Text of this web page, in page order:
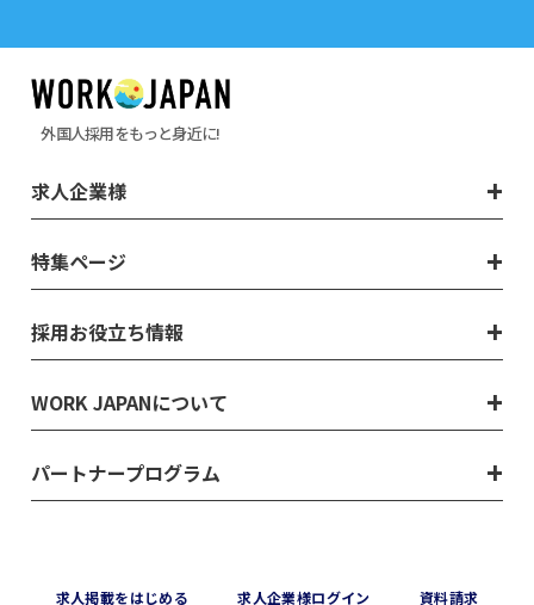
外国人採用をもっと身近に!
求人企業様
特集ページ
採用お役立ち情報
WORK JAPANについて
パートナープログラム
求⼈掲載をはじめる 求⼈企業様ログイン 資料請求